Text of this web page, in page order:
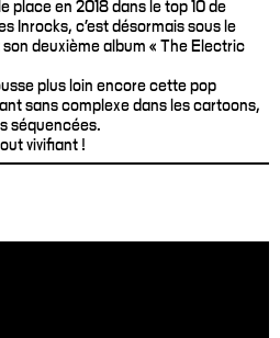
place en 2018 dans le top 10 de
Inrocks, c'est désormais sous le
deuxième album « The Electric
plus loin encore cette pop
sans complexe dans les cartoons,
séquencées.
vivifiant !